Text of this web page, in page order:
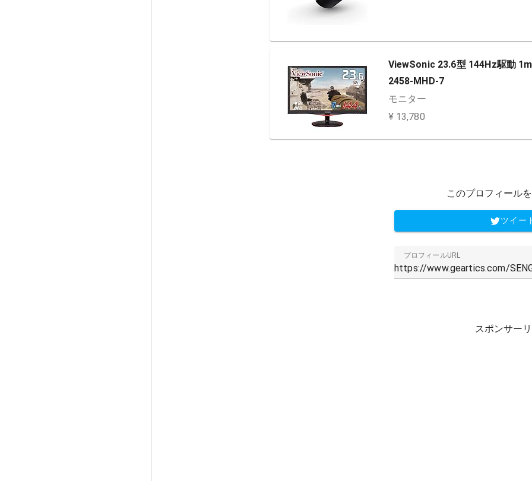
ViewSonic 23.6型 144Hz駆動
2458-MHD-7
モニター
¥ 13,780
このプロフィール
ツイー
プロフィールURL
スポンサー